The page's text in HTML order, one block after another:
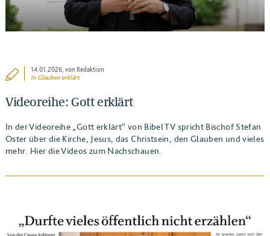
14.01.2026, von Redaktion
In Glauben erklärt
Videoreihe: Gott erklärt
In der Videoreihe „Gott erklärt“ von Bibel TV spricht Bischof Stefan
Oster über die Kirche, Jesus, das Christsein, den Glauben und vieles
mehr. Hier die Videos zum Nachschauen.